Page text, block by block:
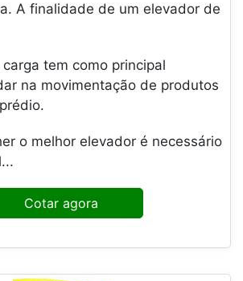
A finalidade de um elevador de
tem como principal
na movimentação de produtos
o melhor elevador é necessário
Cotar agora